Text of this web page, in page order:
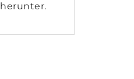
herunter.